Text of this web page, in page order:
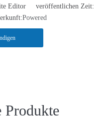
Editor veröffentlichen Zeit:
Powered
Produkte